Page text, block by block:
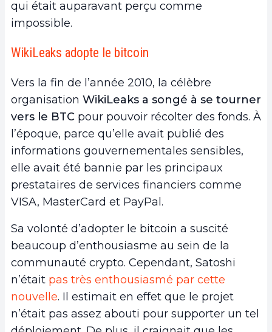
qui était auparavant perçu comme
impossible.
WikiLeaks adopte le bitcoin
Vers la fin de l’année 2010, la célèbre
organisation WikiLeaks a songé à se tourner
vers le BTC pour pouvoir récolter des fonds. À
l’époque, parce qu’elle avait publié des
informations gouvernementales sensibles,
elle avait été bannie par les principaux
prestataires de services financiers comme
VISA, MasterCard et PayPal.
Sa volonté d’adopter le bitcoin a suscité
beaucoup d’enthousiasme au sein de la
communauté crypto. Cependant, Satoshi
n’était pas très enthousiasmé par cette
nouvelle. Il estimait en effet que le projet
n’était pas assez abouti pour supporter un tel